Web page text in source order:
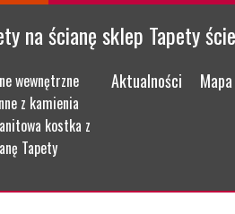
na ścianę sklep Tapety
wewnętrzne
z kamienia
kostka z
Tapety
Menu
Skip to content
Aktualności